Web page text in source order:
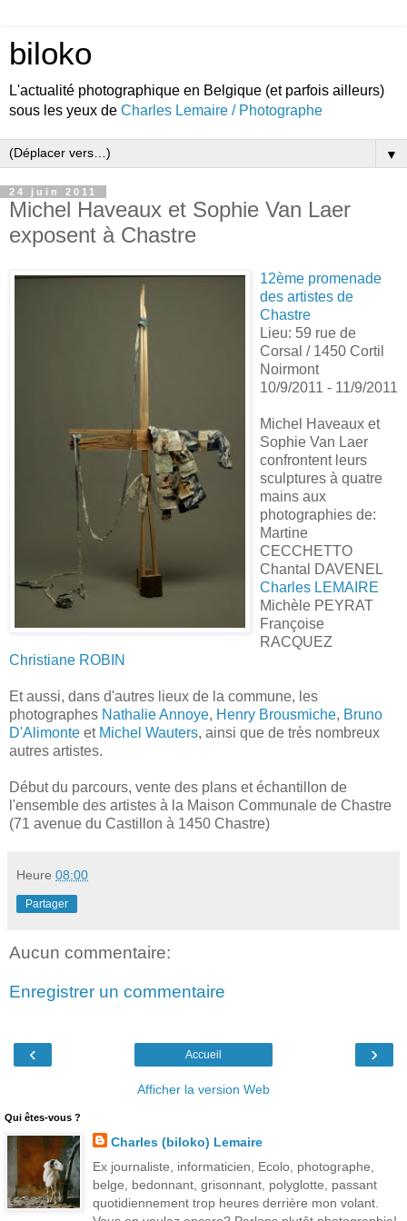
biloko
L'actualité photographique en Belgique (et parfois ailleurs)
sous les yeux de Charles Lemaire / Photographe
▼
24 juin 2011
Michel Haveaux et Sophie Van Laer
exposent à Chastre
12ème promenade
des artistes de
Chastre
Lieu: 59 rue de
Corsal / 1450 Cortil
Noirmont
10/9/2011 - 11/9/2011
Michel Haveaux et
Sophie Van Laer
confrontent leurs
sculptures à quatre
mains aux
photographies de:
Martine
CECCHETTO
Chantal DAVENEL
Charles LEMAIRE
Michèle PEYRAT
Françoise
RACQUEZ
Christiane ROBIN
Et aussi, dans d'autres lieux de la commune, les
photographes Nathalie Annoye, Henry Brousmiche, Bruno
D'Alimonte et Michel Wauters, ainsi que de très nombreux
autres artistes.
Début du parcours, vente des plans et échantillon de
l'ensemble des artistes à la Maison Communale de Chastre
(71 avenue du Castillon à 1450 Chastre)
Heure 08:00
Partager
Aucun commentaire:
Enregistrer un commentaire
‹ ›
Accueil
Afficher la version Web
Qui êtes-vous ?
Charles (biloko) Lemaire
Ex journaliste, informaticien, Ecolo, photographe,
belge, bedonnant, grisonnant, polyglotte, passant
quotidiennement trop heures derrière mon volant.